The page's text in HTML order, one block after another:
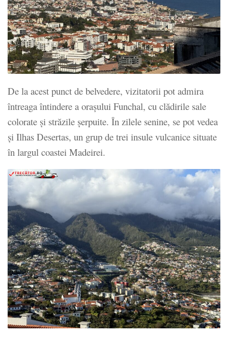
De la acest punct de belvedere, vizitatorii pot admira
întreaga întindere a orașului Funchal, cu clădirile sale
colorate și străzile șerpuite. În zilele senine, se pot vedea
și Ilhas Desertas, un grup de trei insule vulcanice situate
în largul coastei Madeirei.